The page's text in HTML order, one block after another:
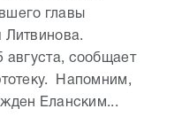
главы
Литвинова.
августа, сообщает
Напомним,
Еланским...